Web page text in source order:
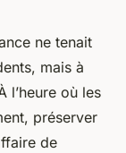
à
ne tenait
mais à
l’heure où les
préserver
de